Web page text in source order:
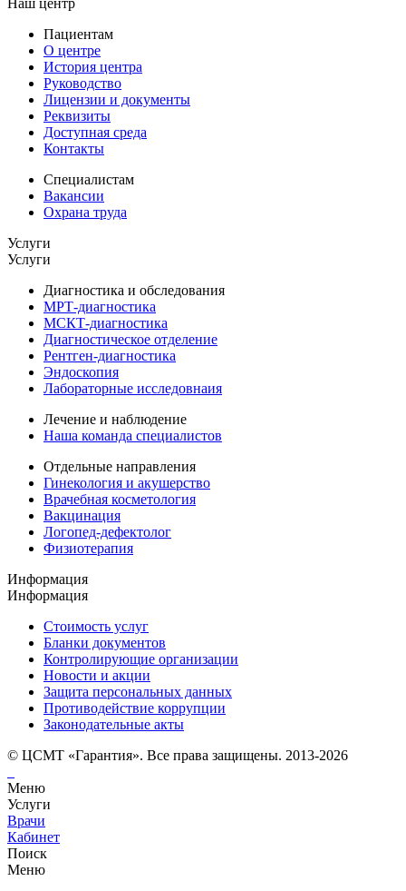
Наш центр
Пациентам
О центре
История центра
Руководство
Лицензии и документы
Реквизиты
Доступная среда
Контакты
Специалистам
Вакансии
Охрана труда
Услуги
Услуги
Диагностика и обследования
МРТ-диагностика
МСКТ-диагностика
Диагностическое отделение
Рентген-диагностика
Эндоскопия
Лабораторные исследовнаия
Лечение и наблюдение
Наша команда специалистов
Отдельные направления
Гинекология и акушерство
Врачебная косметология
Вакцинация
Логопед-дефектолог
Физиотерапия
Информация
Информация
Стоимость услуг
Бланки документов
Контролирующие организации
Новости и акции
Защита персональных данных
Противодействие коррупции
Законодательные акты
© ЦСМТ «Гарантия». Все права защищены. 2013-2026
Меню
Услуги
Врачи
Кабинет
Поиск
Меню